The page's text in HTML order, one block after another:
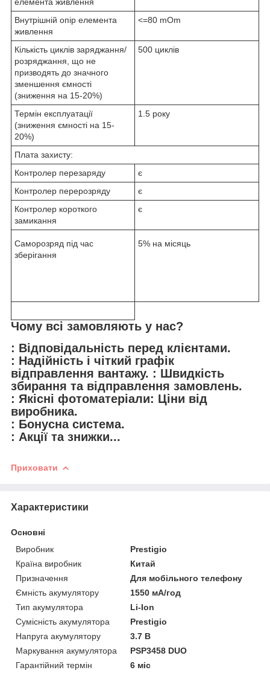
Внутрішній опір елемента
живлення
<=80 mOm
Кількість циклів заряджання/
розряджання, що не
призводять до значного
зменшення ємності
(зниження на 15-20%)
500 циклів
Термін експлуатації
(зниження ємності на 15-
20%)
1.5 року
Плата захисту:
Контролер перезаряду
є
Контролер перерозряду
є
Контролер короткого
замикання
є
Саморозряд під час
зберігання
5% на місяць
Чому всі замовляють у нас?
: Відповідальність перед клієнтами.
: Надійність і чіткий графік
відправлення вантажу. : Швидкість
збирання та відправлення замовлень.
: Якісні фотоматеріали: Ціни від
виробника.
: Бонусна система.
: Акції та знижки...
Приховати
Характеристики
Основні
Виробник
Prestigio
Країна виробник
Китай
Призначення
Для мобільного телефону
Ємність акумулятору
1550 мА/год
Тип акумулятора
Li-Ion
Сумісність акумулятора
Prestigio
Напруга акумулятору
3.7 В
Маркування акумулятора
PSP3458 DUO
Гарантійний термін
6 міс